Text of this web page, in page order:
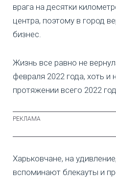
врага на десятки
центра, поэтому в город
бизнес.
Жизнь все равно не
февраля 2022 года, хоть и
протяжении всего 2022
Харьковчане, на
вспоминают блекауты и